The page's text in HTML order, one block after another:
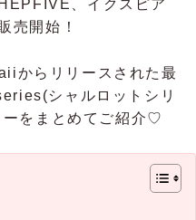
、イクスピア
売開始！
からリリースされた最
シャルロットシリ
ーをまとめてご紹介♡